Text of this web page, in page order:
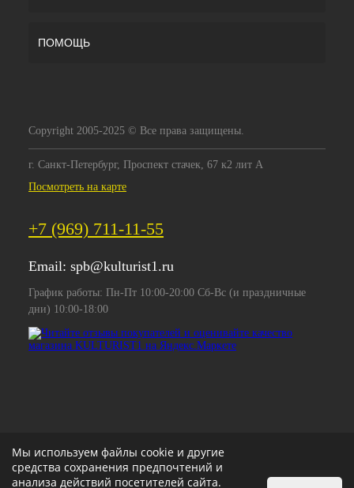
ПОМОЩЬ
Copyright 2005-2025 © Все права защищены.
г. Санкт-Петербург, Проспект стачек, 67 к2 лит А
Посмотреть на карте
+7 (969) 711-11-55
Email: spb@kulturist1.ru
График работы: Пн-Пт 10:00-20:00 Сб-Вс (и праздничные
дни) 10:00-18:00
Мы используем файлы cookie и другие
средства сохранения предпочтений и
анализа действий посетителей сайта.